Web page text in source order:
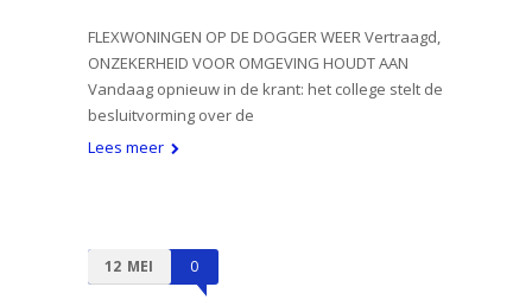
FLEXWONINGEN OP DE DOGGER WEER Vertraagd,
ONZEKERHEID VOOR OMGEVING HOUDT AAN
Vandaag opnieuw in de krant: het college stelt de
besluitvorming over de
Lees meer
12 MEI 0